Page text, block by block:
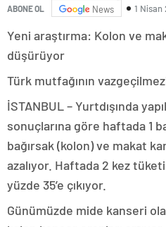
ABONE OL News 1 Nisan
Yeni araştırma: Kolon ve
düşürüyor
Türk mutfağının
İSTANBUL – Yurtdışında
sonuçlarına göre haftada 1
bağırsak (kolon) ve makat
azalıyor. Haftada 2 kez
yüzde 35’e çıkıyor.
Günümüzde mide kanseri